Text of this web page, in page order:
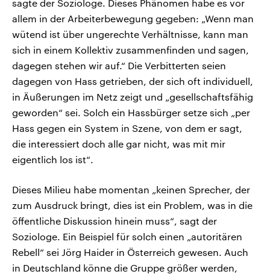
sagte der Soziologe. Dieses Phänomen habe es vor
allem in der Arbeiterbewegung gegeben: „Wenn man
wütend ist über ungerechte Verhältnisse, kann man
sich in einem Kollektiv zusammenfinden und sagen,
dagegen stehen wir auf.“ Die Verbitterten seien
dagegen von Hass getrieben, der sich oft individuell,
in Äußerungen im Netz zeigt und „gesellschaftsfähig
geworden“ sei. Solch ein Hassbürger setze sich „per
Hass gegen ein System in Szene, von dem er sagt,
die interessiert doch alle gar nicht, was mit mir
eigentlich los ist“.
Dieses Milieu habe momentan „keinen Sprecher, der
zum Ausdruck bringt, dies ist ein Problem, was in die
öffentliche Diskussion hinein muss“, sagt der
Soziologe. Ein Beispiel für solch einen „autoritären
Rebell“ sei Jörg Haider in Österreich gewesen. Auch
in Deutschland könne die Gruppe größer werden,